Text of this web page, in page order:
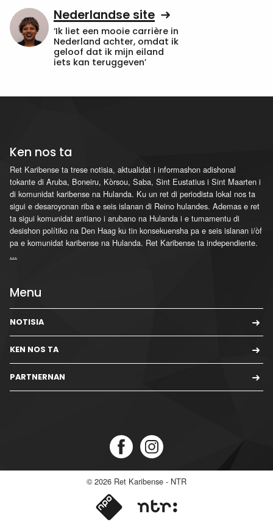
Nederlandse site
‘Ik liet een mooie carrière in
Nederland achter, omdat ik
geloof dat ik mijn eiland
iets kan teruggeven’
Ken nos ta
Ret Karibense ta trese notisia, aktualidat i informashon adishonal
tokante di Aruba, Boneiru, Kòrsou, Saba, Sint Eustatius i Sint Maarten i
di komunidat karibense na Hulanda. Ku un ret di periodista lokal nos ta
sigui e desaroyonan riba e seis islanan di Reino hulandes. Ademas e ret
ta sigui komunidat antiano i arubano na Hulanda i e tumamentu di
desishon polítiko na Den Haag ku tin konsekuensha pa e seis islanan i/òf
pa e komunidat karibense na Hulanda. Ret Karibense ta independiente.
...
Menu
NOTISIA
KEN NOS TA
PARTNERNAN
© 2026 Ret Karibense - NTR